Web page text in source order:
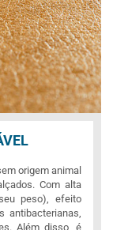
origem animal
Com alta
peso), efeito
antibacterianas,
Além disso, é